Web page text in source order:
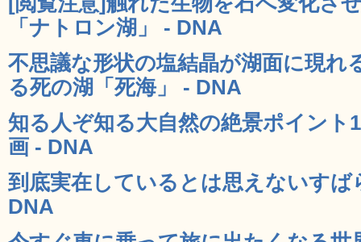
「ナトロン湖」 - DNA
不思議な形状の塩結晶が湖面に現れ
る死の湖「死海」 - DNA
知る人ぞ知る大自然の絶景ポイント
画 - DNA
到底実在しているとは思えないすば
DNA